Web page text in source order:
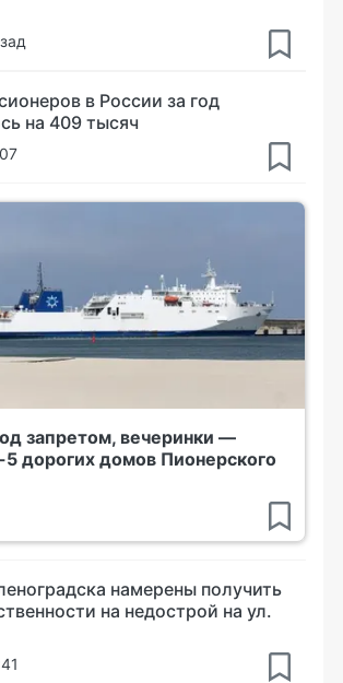
в России за год
на 409 тысяч
запретом, вечеринки —
дорогих домов Пионерского
намерены получить
на недострой на ул.